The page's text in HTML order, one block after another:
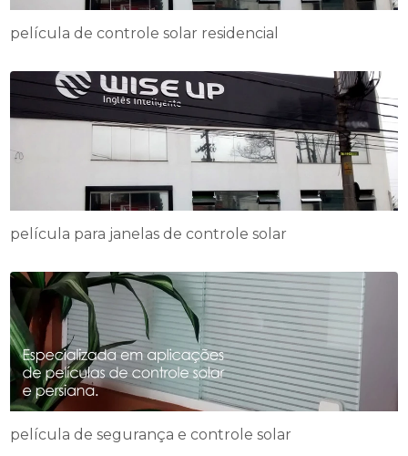
película de controle solar residencial
película para janelas de controle solar
película de segurança e controle solar